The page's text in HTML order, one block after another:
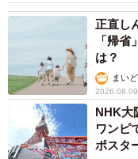
正直し
「帰
は？
まい
2026.08.09
NHK大
ワンピ
ポスタ